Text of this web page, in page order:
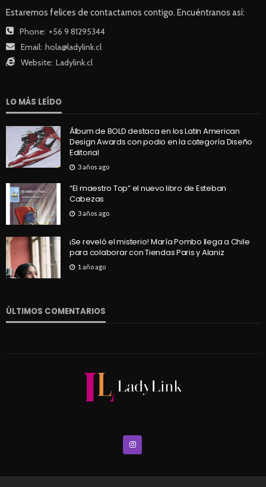
Estaremos felices de contactarnos contigo. Encuéntranos así:
Phone: +56 9 81295344
Email: hola@ladylink.cl
Website: Ladylink.cl
LO MÁS LEÍDO
Álbum de BOLD destaca en los Latin American
Design Awards con podio en la categoría Diseño
Editorial
3 años ago
“El maestro Top” el nuevo libro de Esteban
Cabezas
3 años ago
¡Se reveló el misterio! María Pombo llega a Chile
para colaborar con Tiendas Paris y Alaniz
1 año ago
ÚLTIMOS COMENTARIOS